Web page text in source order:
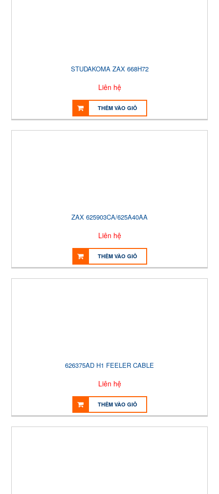
STUDAKOMA ZAX 668H72
Liên hệ
THÊM VÀO GIỎ
ZAX 625903CA/625A40AA
Liên hệ
THÊM VÀO GIỎ
626375AD H1 FEELER CABLE
Liên hệ
THÊM VÀO GIỎ